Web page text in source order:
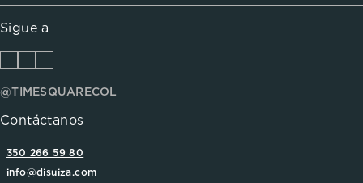
Sigue a
@TIMESQUARECOL
Contáctanos
350 266 59 80
info@disuiza.com